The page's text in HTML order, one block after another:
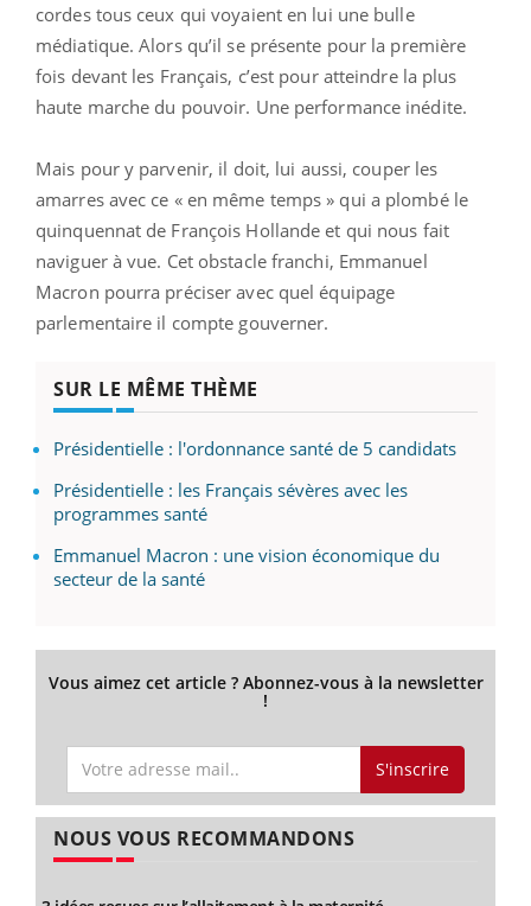
cordes tous ceux qui voyaient en lui une bulle
médiatique. Alors qu’il se présente pour la première
fois devant les Français, c’est pour atteindre la plus
haute marche du pouvoir. Une performance inédite.
Mais pour y parvenir, il doit, lui aussi, couper les
amarres avec ce « en même temps » qui a plombé le
quinquennat de François Hollande et qui nous fait
naviguer à vue. Cet obstacle franchi, Emmanuel
Macron pourra préciser avec quel équipage
parlementaire il compte gouverner.
SUR LE MÊME THÈME
Présidentielle : l'ordonnance santé de 5 candidats
Présidentielle : les Français sévères avec les
programmes santé
Emmanuel Macron : une vision économique du
secteur de la santé
Vous aimez cet article ? Abonnez-vous à la newsletter
!
S'inscrire
NOUS VOUS RECOMMANDONS